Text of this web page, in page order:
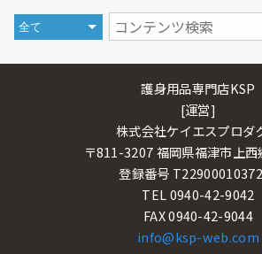
護身用品専門店KSP
[運営]
株式会社ケイエスプロダ
〒811-3207 福岡県福津市上
登録番号
TEL 0940-42-9042
FAX 0940-42-9044
info@ksp-web.com